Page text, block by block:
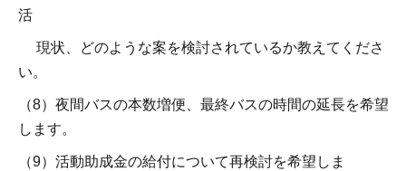
活
現状、どのような案を検討されているか教えてくださ
い。
（8）夜間バスの本数増便、最終バスの時間の延長を希望
します。
（9）活動助成金の給付について再検討を希望しま